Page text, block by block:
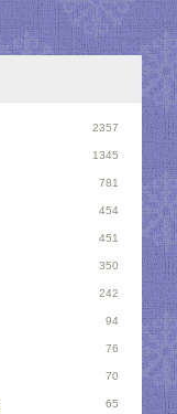
2357
1345
781
454
451
350
242
94
76
70
65